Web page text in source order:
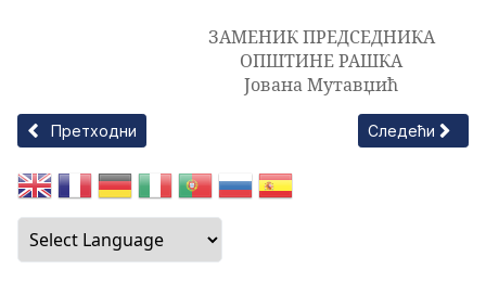
ЗАМЕНИК ПРЕДСЕДНИКА
ОПШТИНЕ РАШКА
Јована Мутавџић
Претходни чланак: РЕШЕЊЕ O ОДРЕЂИВАЊУ ВИСИНЕ
Претходни Следећи
Следећи